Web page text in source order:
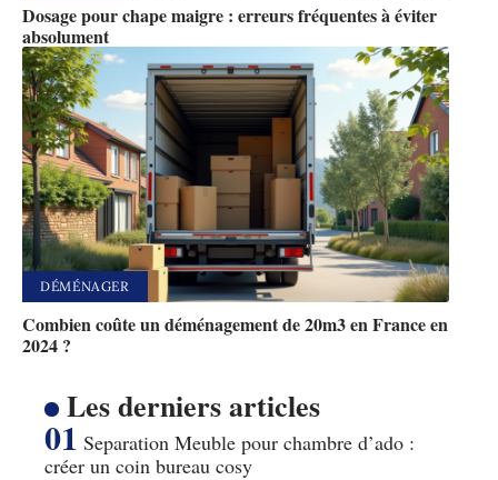
Dosage pour chape maigre : erreurs fréquentes à éviter
absolument
DÉMÉNAGER
Combien coûte un déménagement de 20m3 en France en
2024 ?
Les derniers articles
Separation Meuble pour chambre d’ado :
créer un coin bureau cosy